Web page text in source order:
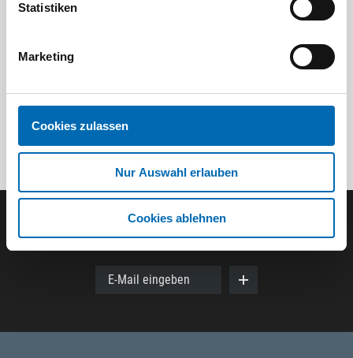
Statistiken
Marketing
Cookies zulassen
Nur Auswahl erlauben
Cookies ablehnen
Artikel-Nr.
Der ODÖRFER Newsletter
E-Mail eingeben